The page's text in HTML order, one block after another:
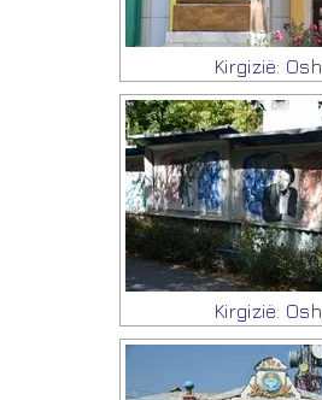
Kirgizië: Osh
Kirgizië: Osh